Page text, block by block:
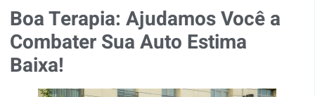
Boa Terapia: Ajudamos Você a
Combater Sua Auto Estima
Baixa!